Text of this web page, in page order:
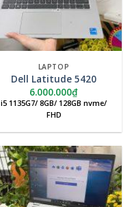
LAPTOP
Dell Latitude 5420
6.000.000₫
i5 1135G7/ 8GB/ 128GB nvme/
FHD